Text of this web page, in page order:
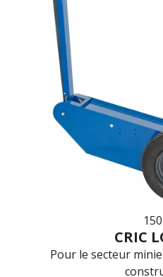
CRIC
Pour le secteur